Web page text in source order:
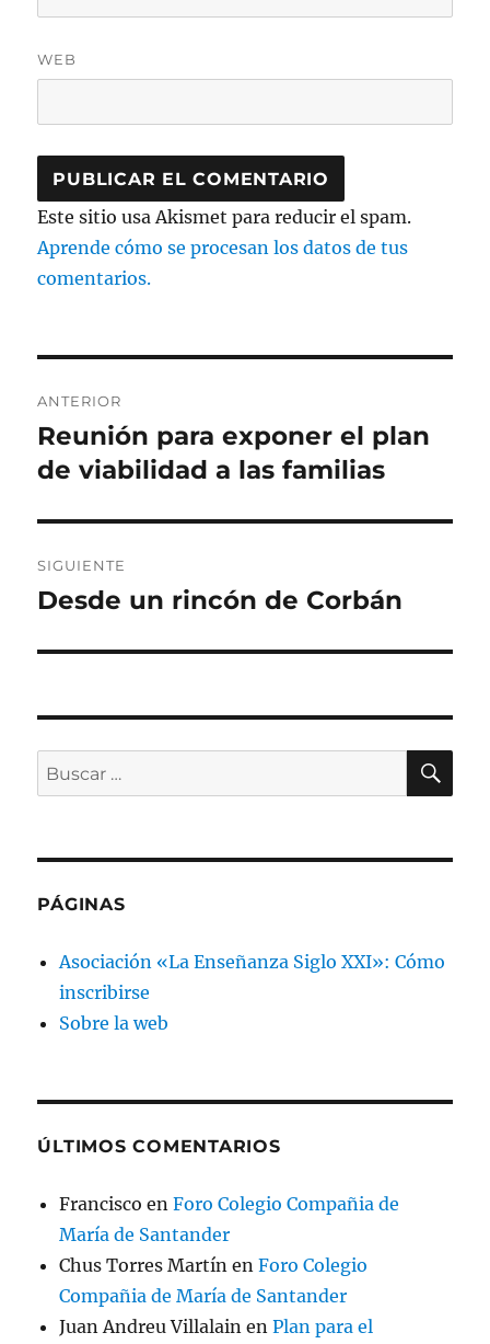
WEB
Este sitio usa Akismet para reducir el spam.
Aprende cómo se procesan los datos de tus
comentarios.
de
entradas
ANTERIOR
Entrada
anterior:
Reunión para exponer el plan
de viabilidad a las familias
SIGUIENTE
Entrada
Desde un rincón de Corbán
Buscar
por:
PÁGINAS
Asociación «La Enseñanza Siglo XXI»: Cómo
inscribirse
Sobre la web
ÚLTIMOS COMENTARIOS
Francisco enForo Colegio Compañia de
María de Santander
Chus Torres Martín enForo Colegio
Compañia de María de Santander
Juan Andreu Villalain enPlan para el